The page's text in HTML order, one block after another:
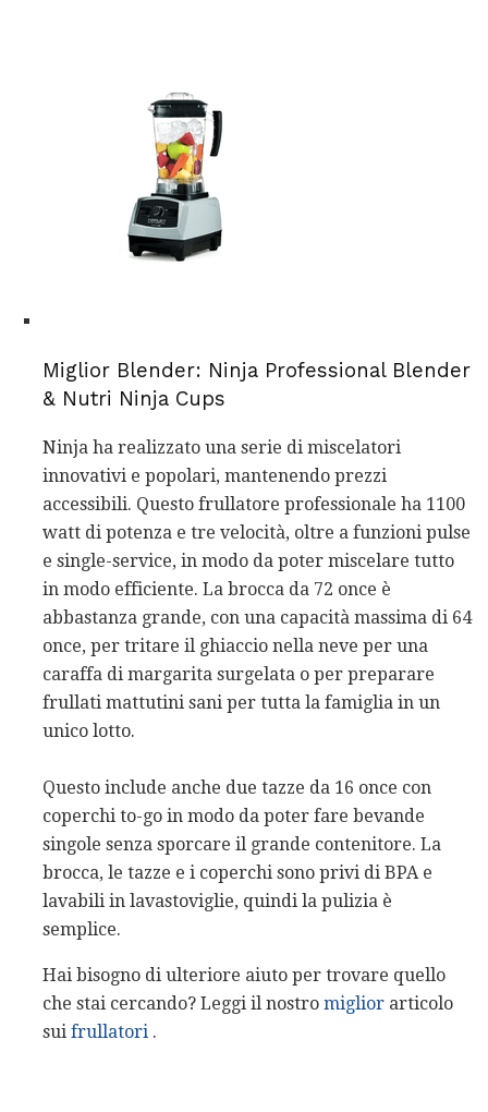
Miglior Blender: Ninja Professional Blender
& Nutri Ninja Cups
Ninja ha realizzato una serie di miscelatori
innovativi e popolari, mantenendo prezzi
accessibili. Questo frullatore professionale ha 1100
watt di potenza e tre velocità, oltre a funzioni pulse
e single-service, in modo da poter miscelare tutto
in modo efficiente. La brocca da 72 once è
abbastanza grande, con una capacità massima di 64
once, per tritare il ghiaccio nella neve per una
caraffa di margarita surgelata o per preparare
frullati mattutini sani per tutta la famiglia in un
unico lotto.
Questo include anche due tazze da 16 once con
coperchi to-go in modo da poter fare bevande
singole senza sporcare il grande contenitore. La
brocca, le tazze e i coperchi sono privi di BPA e
lavabili in lavastoviglie, quindi la pulizia è
semplice.
Hai bisogno di ulteriore aiuto per trovare quello
che stai cercando? Leggi il nostro miglior articolo
sui frullatori .